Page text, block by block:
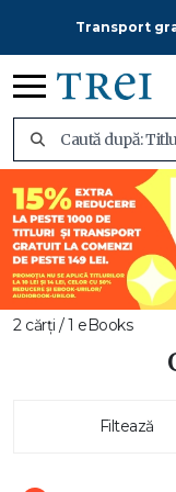
Transport
2 cărți / 1 eBooks
Filtează